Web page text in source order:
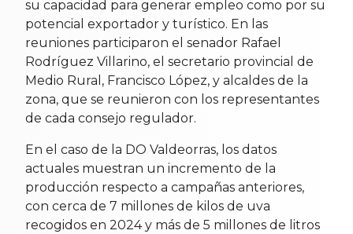
su capacidad para generar empleo como por su
potencial exportador y turístico. En las
reuniones participaron el senador Rafael
Rodríguez Villarino, el secretario provincial de
Medio Rural, Francisco López, y alcaldes de la
zona, que se reunieron con los representantes
de cada consejo regulador.
En el caso de la DO Valdeorras, los datos
actuales muestran un incremento de la
producción respecto a campañas anteriores,
con cerca de 7 millones de kilos de uva
recogidos en 2024 y más de 5 millones de litros